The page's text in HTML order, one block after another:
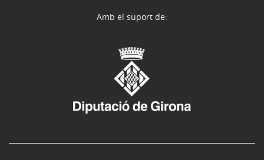
Amb el suport de: